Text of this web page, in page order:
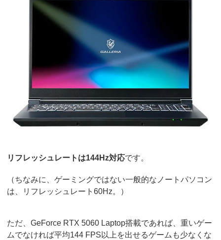
リフレッシュレートは144Hz対応です。
（ちなみに、ゲーミングではない一般的なノートパソコン
は、リフレッシュレート60Hz。）
ただ、GeForce RTX 5060 Laptop搭載であれば、重いゲー
ムでなければ平均144 FPS以上を出せるゲームも少なくな